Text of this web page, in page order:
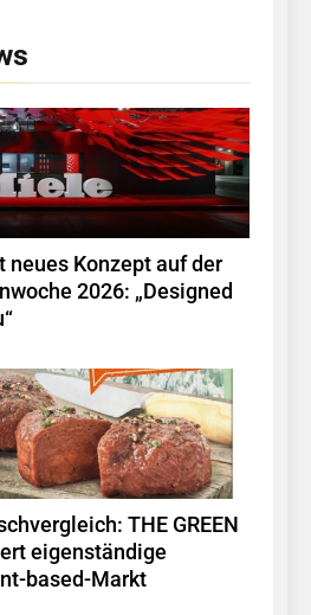
Konzept auf der
2026: „Designed
THE GREEN
eigenständige
based-Markt